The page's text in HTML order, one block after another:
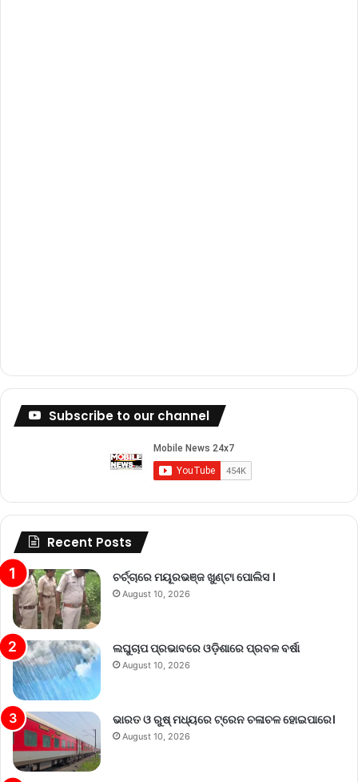
Subscribe to our channel
Recent Posts
ଚର୍ଚ୍ଚାରେ ମୟୂରଭଞ୍ଜ ଖୁଣ୍ଟା ପୋଲିସ ।
August 10, 2026
ଲଘୁଚାପ ପ୍ରଭାବରେ ଓଡ଼ିଶାରେ ପ୍ରବଳ ବର୍ଷା
August 10, 2026
ଭାରତ ଓ ରୁଷ୍ ମଧ୍ୟରେ ଟ୍ରେନ ଚଳାଚଳ ହୋଇପାରେ।
August 10, 2026